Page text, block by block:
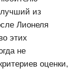
из
Лионеля
этих
не
оценки,